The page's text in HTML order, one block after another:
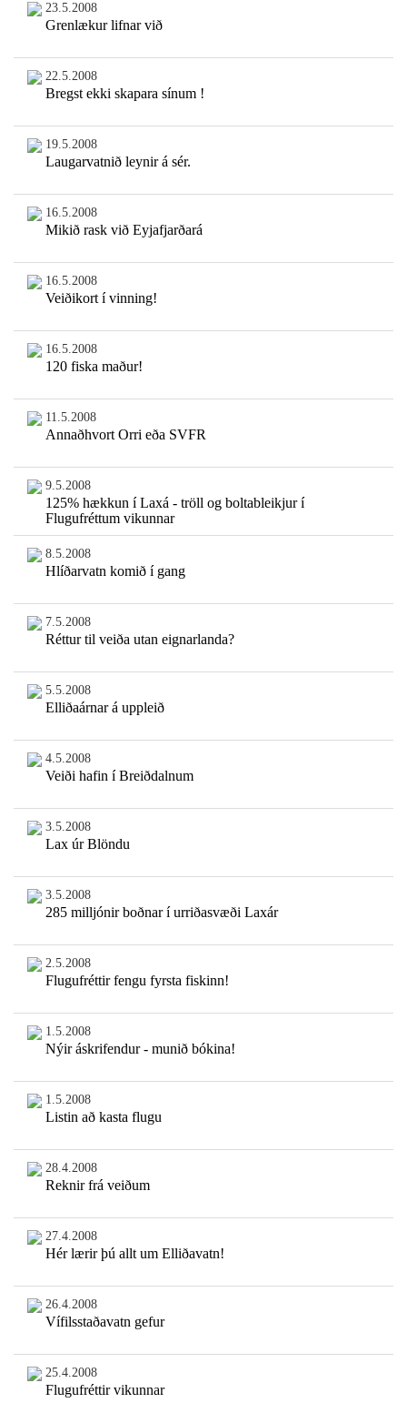
23.5.2008
Grenlækur lifnar við
22.5.2008
Bregst ekki skapara sínum !
19.5.2008
Laugarvatnið leynir á sér.
16.5.2008
Mikið rask við Eyjafjarðará
16.5.2008
Veiðikort í vinning!
16.5.2008
120 fiska maður!
11.5.2008
Annaðhvort Orri eða SVFR
9.5.2008
125% hækkun í Laxá - tröll og boltableikjur í
Flugufréttum vikunnar
8.5.2008
Hlíðarvatn komið í gang
7.5.2008
Réttur til veiða utan eignarlanda?
5.5.2008
Elliðaárnar á uppleið
4.5.2008
Veiði hafin í Breiðdalnum
3.5.2008
Lax úr Blöndu
3.5.2008
285 milljónir boðnar í urriðasvæði Laxár
2.5.2008
Flugufréttir fengu fyrsta fiskinn!
1.5.2008
Nýir áskrifendur - munið bókina!
1.5.2008
Listin að kasta flugu
28.4.2008
Reknir frá veiðum
27.4.2008
Hér lærir þú allt um Elliðavatn!
26.4.2008
Vífilsstaðavatn gefur
25.4.2008
Flugufréttir vikunnar